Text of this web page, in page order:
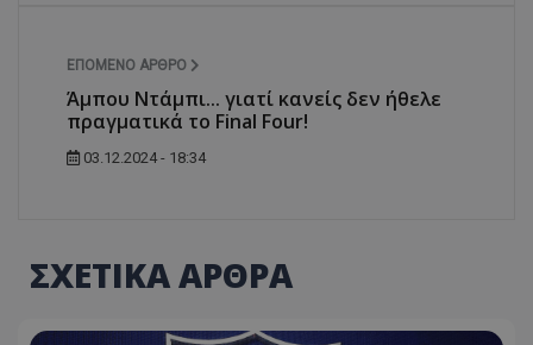
ΕΠΌΜΕΝΟ ΆΡΘΡΟ
Άμπου Ντάμπι... γιατί κανείς δεν ήθελε
πραγματικά το Final Four!
03.12.2024 - 18:34
ΣΧΕΤΙΚΑ ΑΡΘΡΑ